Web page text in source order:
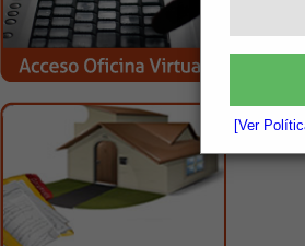
[Ver
DOC 1-